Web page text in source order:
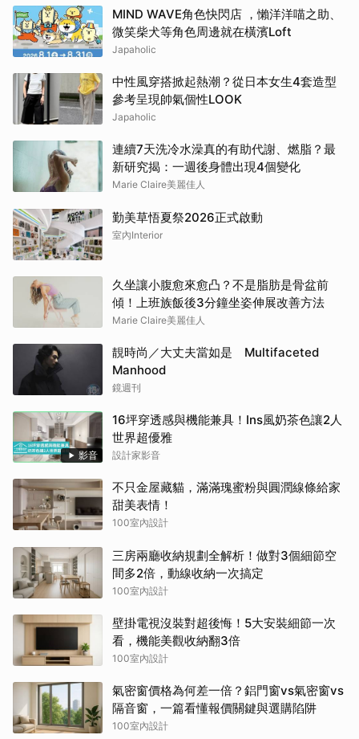
MIND WAVE角色快閃店 ，懶洋洋喵之助、
微笑柴犬等角色周邊就在橫濱Loft
Japaholic
中性風穿搭掀起熱潮？從日本女生4套造型
參考呈現帥氣個性LOOK
Japaholic
連續7天洗冷水澡真的有助代謝、燃脂？最
新研究揭：一週後身體出現4個變化
Marie Claire美麗佳人
勤美草悟夏祭2026正式啟動
室內Interior
久坐讓小腹愈來愈凸？不是脂肪是骨盆前
傾！上班族飯後3分鐘坐姿伸展改善方法
Marie Claire美麗佳人
靚時尚／大丈夫當如是 Multifaceted
Manhood
鏡週刊
影音
16坪穿透感與機能兼具！Ins風奶茶色讓2人
世界超優雅
設計家影音
不只金屋藏貓，滿滿瑰蜜粉與圓潤線條給家
甜美表情！
100室內設計
三房兩廳收納規劃全解析！做對3個細節空
間多2倍，動線收納一次搞定
100室內設計
壁掛電視沒裝對超後悔！5大安裝細節一次
看，機能美觀收納翻3倍
100室內設計
氣密窗價格為何差一倍？鋁門窗vs氣密窗vs
隔音窗，一篇看懂報價關鍵與選購陷阱
100室內設計